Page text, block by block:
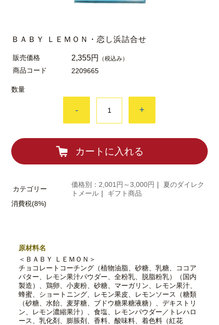
ＢＡＢＹ ＬＥＭＯＮ・恋し浜詰合せ
販売価格 2,355円 （税込み）
商品コード 2209665
数量
- +
カートに入れる
カテゴリー
価格別：2,001円～3,000円 ｜ 夏のダイレク
トメール ｜ ギフト商品
消費税(8%)
原材料名
＜ＢＡＢＹ ＬＥＭＯＮ＞
チョコレートコーチング（植物油脂、砂糖、乳糖、ココア
バター、レモン果汁パウダー、全粉乳、脱脂粉乳）（国内
製造）、鶏卵、小麦粉、砂糖、マーガリン、レモン果汁、
蜂蜜、ショートニング、レモン果皮、レモンソース（糖類
（砂糖、水飴、麦芽糖、ブドウ糖果糖液糖）、デキストリ
ン、レモン濃縮果汁）、食塩、レモンパウダー／トレハロ
ース、乳化剤、膨脹剤、香料、酸味料、着色料（紅花